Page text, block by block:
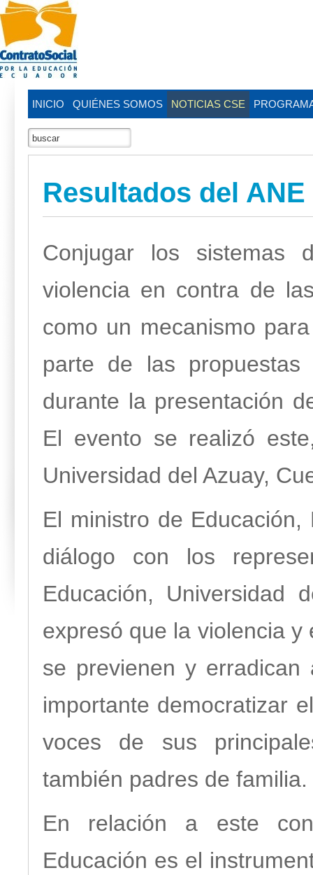
INICIO QUIÉNES SOMOS NOTICIAS CSE
Resultados del
Conjugar los sistemas
violencia en contra de
como un mecanismo
parte de las propuestas
durante la presentación
El evento se realizó
Universidad del Azuay,
El ministro de
diálogo con los
Educación, Universidad
expresó que la violencia
se previenen y
importante democratizar
voces de sus
también padres de familia.
En relación a este
Educación es el